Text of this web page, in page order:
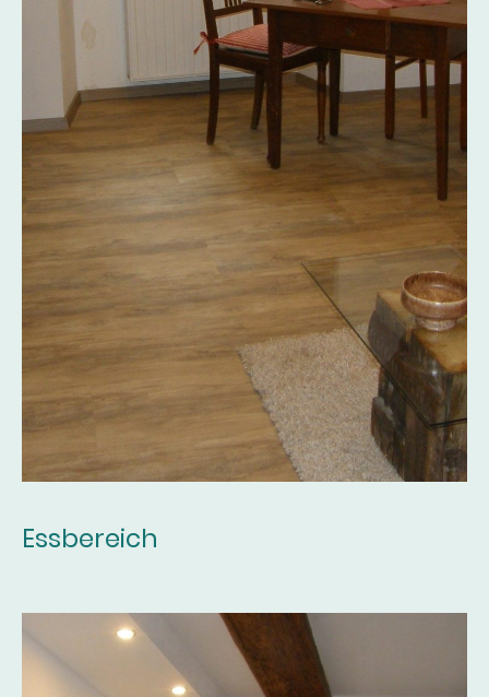
Essbereich